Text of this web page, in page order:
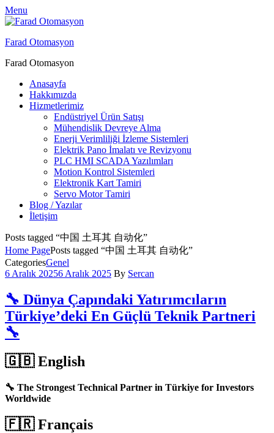
Menu
Farad Otomasyon
Farad Otomasyon
Anasayfa
Hakkımızda
Hizmetlerimiz
Endüstriyel Ürün Satışı
Mühendislik Devreye Alma
Enerji Verimliliği İzleme Sistemleri
Elektrik Pano İmalatı ve Revizyonu
PLC HMI SCADA Yazılımları
Motion Kontrol Sistemleri
Elektronik Kart Tamiri
Servo Motor Tamiri
Blog / Yazılar
İletişim
Posts tagged “中国 土耳其 自动化”
Home PagePosts tagged “中国 土耳其 自动化”
CategoriesGenel
6 Aralık 20256 Aralık 2025 By Sercan
🔧 Dünya Çapındaki Yatırımcıların
Türkiye’deki En Güçlü Teknik Partneri
🔧
🇬🇧English
🔧 The Strongest Technical Partner in Türkiye for Investors
Worldwide
🇫🇷Français